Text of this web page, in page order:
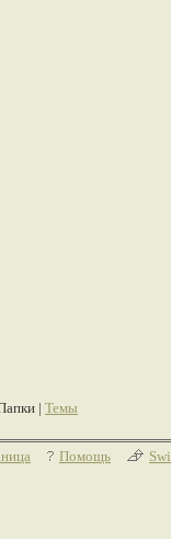
| Темы
Помощь